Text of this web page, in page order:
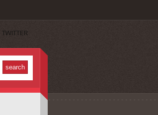
TWITTER